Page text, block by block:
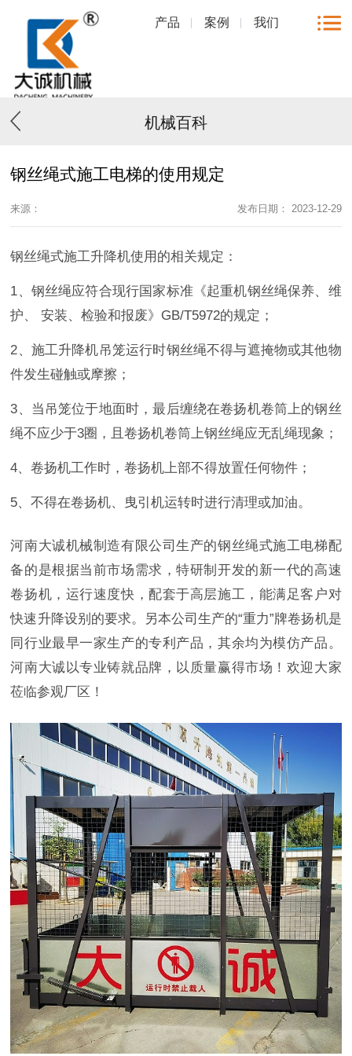
产品 案例 我们
机械百科
钢丝绳式施工电梯的使用规定
来源： 发布日期： 2023-12-29
钢丝绳式施工升降机使用的相关规定：
1、钢丝绳应符合现行国家标准《起重机钢丝绳保养、维
护、 安装、检验和报废》GB/T5972的规定；
2、施工升降机吊笼运行时钢丝绳不得与遮掩物或其他物
件发生碰触或摩擦；
3、当吊笼位于地面时，最后缠绕在卷扬机卷筒上的钢丝
绳不应少于3圈，且卷扬机卷筒上钢丝绳应无乱绳现象；
4、卷扬机工作时，卷扬机上部不得放置任何物件；
5、不得在卷扬机、曳引机运转时进行清理或加油。
河南大诚机械制造有限公司生产的钢丝绳式施工电梯配
备的是根据当前市场需求，特研制开发的新一代的高速
卷扬机，运行速度快，配套于高层施工，能满足客户对
快速升降设别的要求。另本公司生产的“重力”牌卷扬机是
同行业最早一家生产的专利产品，其余均为模仿产品。
河南大诚以专业铸就品牌，以质量赢得市场！欢迎大家
莅临参观厂区！